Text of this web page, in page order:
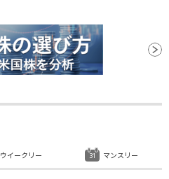
ウイークリー マンスリー